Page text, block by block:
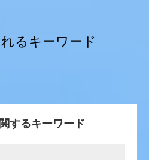
るキーワード
するキーワード